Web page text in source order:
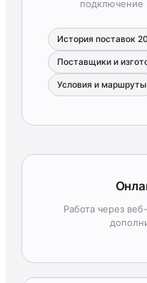
подключение
История поставок
Поставщики и
Условия и маршруты
Работа через